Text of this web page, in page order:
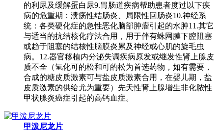
的利尿及缓解蛋白尿9.胃肠道疾病帮助患者度过以下疾
病的危重期：溃疡性结肠炎、局限性回肠炎10.神经系
统：各类硬化症的急性恶化脑部肿瘤引起的水肿11.其它
与适当的抗结核化疗法合用，用于伴有蛛网膜下腔阻塞
或趋于阻塞的结核性脑膜炎累及神经或心肌的旋毛虫
病。12.器官移植内分泌失调疾病原发或继发性肾上腺皮
质不全（氢化可的松和可的松为首选药物，如有需要，
合成的糖皮质激素可与盐皮质激素合用，在婴儿期，盐
皮质激素的供给尤为重要）先天性肾上腺增生非化脓性
甲状腺炎癌症引起的高钙血症。
甲泼尼龙片